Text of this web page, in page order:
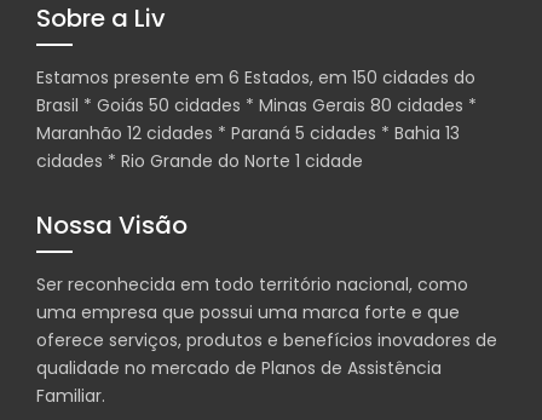
Sobre a Liv
Estamos presente em 6 Estados, em 150 cidades do
Brasil * Goiás 50 cidades * Minas Gerais 80 cidades *
Maranhão 12 cidades * Paraná 5 cidades * Bahia 13
cidades * Rio Grande do Norte 1 cidade
Nossa Visão
Ser reconhecida em todo território nacional, como
uma empresa que possui uma marca forte e que
oferece serviços, produtos e benefícios inovadores de
qualidade no mercado de Planos de Assistência
Familiar.